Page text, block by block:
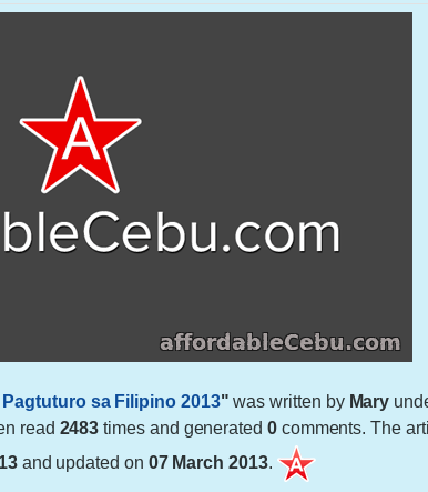
sa Filipino 2013" was written by Mary
read 2483 times and generated 0comments. The
and updated on 07 March 2013.